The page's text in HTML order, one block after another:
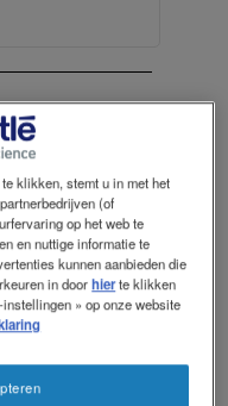
is een
van
500ml),
klikken, stemt u in met het
(of
op het web te
en nuttige informatie te
kunnen aanbieden die
in doorhierte klikken
» op onze website